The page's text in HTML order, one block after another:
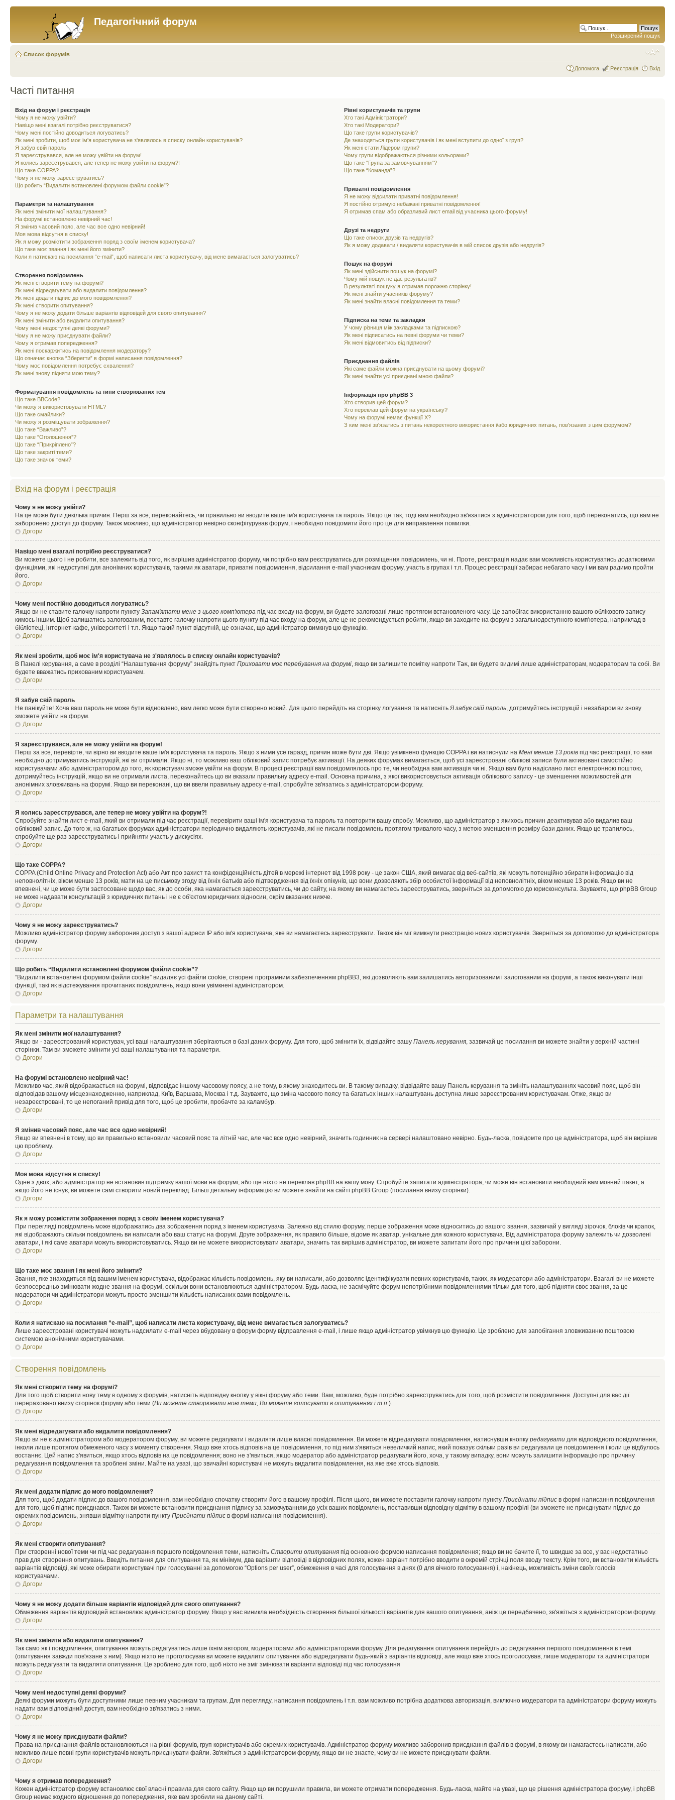
Педагогічний форум
Розширений пошук
Список форумів
Допомога Реєстрація Вхід
Часті питання
Вхід на форум і реєстрація
Чому я не можу увійти?
Навіщо мені взагалі потрібно реєструватися?
Чому мені постійно доводиться логуватись?
Як мені зробити, щоб моє ім'я користувача не з'являлось в списку онлайн користувачів?
Я забув свій пароль
Я зареєструвався, але не можу увійти на форум!
Я колись зареєструвався, але тепер не можу увійти на форум?!
Що таке COPPA?
Чому я не можу зареєструватись?
Що робить “Видалити встановлені форумом файли cookie”?
Параметри та налаштування
Як мені змінити мої налаштування?
На форумі встановлено невірний час!
Я змінив часовий пояс, але час все одно невірний!
Моя мова відсутня в списку!
Як я можу розмістити зображення поряд з своїм іменем користувача?
Що таке моє звання і як мені його змінити?
Коли я натискаю на посилання “e-mail”, щоб написати листа користувачу, від мене вимагається залогуватись?
Створення повідомлень
Як мені створити тему на форумі?
Як мені відредагувати або видалити повідомлення?
Як мені додати підпис до мого повідомлення?
Як мені створити опитування?
Чому я не можу додати більше варіантів відповідей для свого опитування?
Як мені змінити або видалити опитування?
Чому мені недоступні деякі форуми?
Чому я не можу приєднувати файли?
Чому я отримав попередження?
Як мені поскаржитись на повідомлення модератору?
Що означає кнопка “Зберегти” в формі написання повідомлення?
Чому моє повідомлення потребує схвалення?
Як мені знову підняти мою тему?
Форматування повідомлень та типи створюваних тем
Що таке BBCode?
Чи можу я використовувати HTML?
Що таке смайлики?
Чи можу я розміщувати зображення?
Що таке “Важливо”?
Що таке “Оголошення”?
Що таке “Прикріплено”?
Що таке закриті теми?
Що таке значок теми?
Рівні користувачів та групи
Хто такі Адміністратори?
Хто такі Модератори?
Що таке групи користувачів?
Де знаходяться групи користувачів і як мені вступити до одної з груп?
Як мені стати Лідером групи?
Чому групи відображаються різними кольорами?
Що таке “Група за замовчуванням”?
Що таке “Команда”?
Приватні повідомлення
Я не можу відсилати приватні повідомлення!
Я постійно отримую небажані приватні повідомлення!
Я отримав спам або образливий лист email від учасника цього форуму!
Друзі та недруги
Що таке список друзів та недругів?
Як я можу додавати / видаляти користувачів в мій список друзів або недругів?
Пошук на форумі
Як мені здійснити пошук на форумі?
Чому мій пошук не дає результатів?
В результаті пошуку я отримав порожню сторінку!
Як мені знайти учасників форуму?
Як мені знайти власні повідомлення та теми?
Підписка на теми та закладки
У чому різниця між закладками та підпискою?
Як мені підписатись на певні форуми чи теми?
Як мені відмовитись від підписки?
Приєднання файлів
Які саме файли можна приєднувати на цьому форумі?
Як мені знайти усі приєднані мною файли?
Інформація про phpBB 3
Хто створив цей форум?
Хто переклав цей форум на українську?
Чому на форумі немає функції X?
З ким мені зв'язатись з питань некоректного використання і/або юридичних питань, пов'язаних з цим форумом?
Вхід на форум і реєстрація
Чому я не можу увійти?
На це може бути декілька причин. Перш за все, переконайтесь, чи правильно ви вводите ваше ім'я користувача та пароль. Якщо це так, тоді вам необхідно зв'язатися з адміністратором для того, щоб переконатись, що вам не
заборонено доступ до форуму. Також можливо, що адміністратор невірно сконфігурував форум, і необхідно повідомити його про це для виправлення помилки.
Догори
Навіщо мені взагалі потрібно реєструватися?
Ви можете цього і не робити, все залежить від того, як вирішив адміністратор форуму, чи потрібно вам реєструватись для розміщення повідомлень, чи ні. Проте, реєстрація надає вам можливість користуватись додатковими
функціями, які недоступні для анонімних користувачів, такими як аватари, приватні повідомлення, відсилання e-mail учасникам форуму, участь в групах і т.п. Процес реєстрації забирає небагато часу і ми вам радимо пройти
його.
Догори
Чому мені постійно доводиться логуватись?
Якщо ви не ставите галочку напроти пункту Запам'ятати мене з цього комп'ютера під час входу на форум, ви будете залоговані лише протягом встановленого часу. Це запобігає використанню вашого облікового запису
кимось іншим. Щоб залишатись залогованим, поставте галочку напроти цього пункту під час входу на форум, але це не рекомендується робити, якщо ви заходите на форум з загальнодоступного комп'ютера, наприклад в
бібліотеці, інтернет-кафе, університеті і т.п. Якщо такий пункт відсутній, це означає, що адміністратор вимкнув цю функцію.
Догори
Як мені зробити, щоб моє ім'я користувача не з'являлось в списку онлайн користувачів?
В Панелі керування, а саме в розділі “Налаштування форуму” знайдіть пункт Приховати моє перебування на форумі, якщо ви залишите помітку напроти Так, ви будете видимі лише адміністраторам, модераторам та собі. Ви
будете вважатись прихованим користувачем.
Догори
Я забув свій пароль
Не панікуйте! Хоча ваш пароль не може бути відновлено, вам легко може бути створено новий. Для цього перейдіть на сторінку логування та натиснітьЯ забув свій пароль, дотримуйтесь інструкцій і незабаром ви знову
зможете увійти на форум.
Догори
Я зареєструвався, але не можу увійти на форум!
Перш за все, перевірте, чи вірно ви вводите ваше ім'я користувача та пароль. Якщо з ними усе гаразд, причин може бути дві. Якщо увімкнено функцію COPPA і ви натиснули на Мені менше 13 років під час реєстрації, то вам
необхідно дотримуватись інструкцій, які ви отримали. Якщо ні, то можливо ваш обліковий запис потребує активації. На деяких форумах вимагається, щоб усі зареєстровані облікові записи були активовані самостійно
користувачами або адміністратором до того, як користувач зможе увійти на форум. В процесі реєстрації вам повідомлялось про те, чи необхідна вам активація чи ні. Якщо вам було надіслано лист електронною поштою,
дотримуйтесь інструкцій, якщо ви не отримали листа, переконайтесь що ви вказали правильну адресу e-mail. Основна причина, з якої використовується активація облікового запису - це зменшення можливостей для
анонімних зловживань на форумі. Якщо ви переконані, що ви ввели правильну адресу e-mail, спробуйте зв'язатись з адміністратором форуму.
Догори
Я колись зареєструвався, але тепер не можу увійти на форум?!
Спробуйте знайти лист e-mail, який ви отримали під час реєстрації, перевірити ваші ім'я користувача та пароль та повторити вашу спробу. Можливо, що адміністратор з якихось причин деактивував або видалив ваш
обліковий запис. До того ж, на багатьох форумах адміністратори періодично видаляють користувачів, які не писали повідомлень протягом тривалого часу, з метою зменшення розміру бази даних. Якщо це трапилось,
спробуйте ще раз зареєструватись і прийняти участь у дискусіях.
Догори
Що таке COPPA?
COPPA (Child Online Privacy and Protection Act) або Акт про захист та конфіденційність дітей в мережі інтернет від 1998 року - це закон США, який вимагає від веб-сайтів, які можуть потенційно збирати інформацію від
неповнолітніх, віком менше 13 років, мати на це письмову згоду від їхніх батьків або підтвердження від їхніх опікунів, що вони дозволяють збір особистої інформації від неповнолітніх, віком менше 13 років. Якщо ви не
впевнені, чи це може бути застосоване щодо вас, як до особи, яка намагається зареєструватись, чи до сайту, на якому ви намагаєтесь зареєструватись, зверніться за допомогою до юрисконсульта. Зауважте, що phpBB Group
не може надавати консультацій з юридичних питань і не є об'єктом юридичних відносин, окрім вказаних нижче.
Догори
Чому я не можу зареєструватись?
Можливо адміністратор форуму заборонив доступ з вашої адреси IP або ім'я користувача, яке ви намагаєтесь зареєструвати. Також він міг вимкнути реєстрацію нових користувачів. Зверніться за допомогою до адміністратора
форуму.
Догори
Що робить “Видалити встановлені форумом файли cookie”?
“Видалити встановлені форумом файли cookie” видаляє усі файли cookie, створені програмним забезпеченням phpBB3, які дозволяють вам залишатись авторизованим і залогованим на форумі, а також виконувати інші
функції, такі як відстежування прочитаних повідомлень, якщо вони увімкнені адміністратором.
Догори
Параметри та налаштування
Як мені змінити мої налаштування?
Якщо ви - зареєстрований користувач, усі ваші налаштування зберігаються в базі даних форуму. Для того, щоб змінити їх, відвідайте вашу Панель керування, зазвичай це посилання ви можете знайти у верхній частині
сторінки. Там ви зможете змінити усі ваші налаштування та параметри.
Догори
На форумі встановлено невірний час!
Можливо час, який відображається на форумі, відповідає іншому часовому поясу, а не тому, в якому знаходитесь ви. В такому випадку, відвідайте вашу Панель керування та змініть налаштуваннях часовий пояс, щоб він
відповідав вашому місцезнаходженню, наприклад, Київ, Варшава, Москва і т.д. Зауважте, що зміна часового поясу та багатьох інших налаштувань доступна лише зареєстрованим користувачам. Отже, якщо ви
незареєстровані, то це непоганий привід для того, щоб це зробити, пробачте за каламбур.
Догори
Я змінив часовий пояс, але час все одно невірний!
Якщо ви впевнені в тому, що ви правильно встановили часовий пояс та літній час, але час все одно невірний, значить годинник на сервері налаштовано невірно. Будь-ласка, повідомте про це адміністратора, щоб він вирішив
цю проблему.
Догори
Моя мова відсутня в списку!
Одне з двох, або адміністратор не встановив підтримку вашої мови на форумі, або ще ніхто не переклав phpBB на вашу мову. Спробуйте запитати адміністратора, чи може він встановити необхідний вам мовний пакет, а
якщо його не існує, ви можете самі створити новий переклад. Більш детальну інформацію ви можете знайти на сайті phpBB Group (посилання внизу сторінки).
Догори
Як я можу розмістити зображення поряд з своїм іменем користувача?
При перегляді повідомлень може відображатись два зображення поряд з іменем користувача. Залежно від стилю форуму, перше зображення може відноситись до вашого звання, зазвичай у вигляді зірочок, блоків чи крапок,
які відображають скільки повідомлень ви написали або ваш статус на форумі. Друге зображення, як правило більше, відоме як аватар, унікальне для кожного користувача. Від адміністратора форуму залежить чи дозволені
аватари, і які саме аватари можуть використовуватись. Якщо ви не можете використовувати аватари, значить так вирішив адміністратор, ви можете запитати його про причини цієї заборони.
Догори
Що таке моє звання і як мені його змінити?
Звання, яке знаходиться під вашим іменем користувача, відображає кількість повідомлень, яку ви написали, або дозволяє ідентифікувати певних користувачів, таких, як модератори або адміністратори. Взагалі ви не можете
безпосередньо змінювати жодне звання на форумі, оскільки вони встановлюються адміністратором. Будь-ласка, не засмічуйте форум непотрібними повідомленнями тільки для того, щоб підняти своє звання, за це
модератори чи адміністратори можуть просто зменшити кількість написаних вами повідомлень.
Догори
Коли я натискаю на посилання “e-mail”, щоб написати листа користувачу, від мене вимагається залогуватись?
Лише зареєстровані користувачі можуть надсилати e-mail через вбудовану в форум форму відправлення e-mail, і лише якщо адміністратор увімкнув цю функцію. Це зроблено для запобігання зловживанню поштовою
системою анонімними користувачами.
Догори
Створення повідомлень
Як мені створити тему на форумі?
Для того щоб створити нову тему в одному з форумів, натисніть відповідну кнопку у вікні форуму або теми. Вам, можливо, буде потрібно зареєструватись для того, щоб розмістити повідомлення. Доступні для вас дії
перераховано внизу сторінок форуму або теми (Ви можете створювати нові теми, Ви можете голосувати в опитуваннях і т.п.).
Догори
Як мені відредагувати або видалити повідомлення?
Якщо ви не є адміністратором або модератором форуму, ви можете редагувати і видаляти лише власні повідомлення. Ви можете відредагувати повідомлення, натиснувши кнопку редагувати для відповідного повідомлення,
інколи лише протягом обмеженого часу з моменту створення. Якщо вже хтось відповів на це повідомлення, то під ним з'явиться невеличкий напис, який показує скільки разів ви редагували це повідомлення і коли це відбулось
востаннє. Цей напис з'явиться, якщо хтось відповів на це повідомлення; воно не з'явиться, якщо модератор або адміністратор редагували його, хоча, у такому випадку, вони можуть залишити інформацію про причину
редагування повідомлення та зроблені зміни. Майте на увазі, що звичайні користувачі не можуть видалити повідомлення, на яке вже хтось відповів.
Догори
Як мені додати підпис до мого повідомлення?
Для того, щоб додати підпис до вашого повідомлення, вам необхідно спочатку створити його в вашому профілі. Після цього, ви можете поставити галочку напроти пункту Приєднати підпис в формі написання повідомлення
для того, щоб підпис приєднався. Також ви можете встановити приєднання підпису за замовчуванням до усіх ваших повідомлень, поставивши відповідну відмітку в вашому профілі (ви зможете не приєднувати підпис до
окремих повідомлень, знявши відмітку напроти пункту Приєднати підпис в формі написання повідомлення).
Догори
Як мені створити опитування?
При створенні нової теми чи під час редагування першого повідомлення теми, натисніть Створити опитування під основною формою написання повідомлення; якщо ви не бачите її, то швидше за все, у вас недостатньо
прав для створення опитувань. Введіть питання для опитування та, як мінімум, два варіанти відповіді в відповідних полях, кожен варіант потрібно вводити в окремій стрічці поля вводу тексту. Крім того, ви встановити кількість
варіантів відповіді, які може обирати користувачі при голосуванні за допомогою “Options per user”, обмеження в часі для голосування в днях (0 для вічного голосування) і, накінець, можливість зміни своїх голосів
користувачами.
Догори
Чому я не можу додати більше варіантів відповідей для свого опитування?
Обмеження варіантів відповідей встановлює адміністратор форуму. Якщо у вас виникла необхідність створення більшої кількості варіантів для вашого опитування, аніж це передбачено, зв'яжіться з адміністратором форуму.
Догори
Як мені змінити або видалити опитування?
Так само як і повідомлення, опитування можуть редагуватись лише їхнім автором, модераторами або адміністраторами форуму. Для редагування опитування перейдіть до редагування першого повідомлення в темі
(опитування завжди пов'язане з ним). Якщо ніхто не проголосував ви можете видалити опитування або відредагувати будь-який з варіантів відповіді, але якщо вже хтось проголосував, лише модератори та адміністратори
можуть редагувати та видаляти опитування. Це зроблено для того, щоб ніхто не зміг змінювати варіанти відповіді під час голосування
Догори
Чому мені недоступні деякі форуми?
Деякі форуми можуть бути доступними лише певним учасникам та групам. Для перегляду, написання повідомлень і т.п. вам можливо потрібна додаткова авторизація, виключно модератори та адміністратори форуму можуть
надати вам відповідний доступ, вам необхідно зв'язатись з ними.
Догори
Чому я не можу приєднувати файли?
Права на приєднання файлів встановлюються на рівні форумів, груп користувачів або окремих користувачів. Адміністратор форуму можливо заборонив приєднання файлів в форумі, в якому ви намагаєтесь написати, або
можливо лише певні групи користувачів можуть приєднувати файли. Зв'яжіться з адміністратором форуму, якщо ви не знаєте, чому ви не можете приєднувати файли.
Догори
Чому я отримав попередження?
Кожен адміністратор форуму встановлює свої власні правила для свого сайту. Якщо що ви порушили правила, ви можете отримати попередження. Будь-ласка, майте на увазі, що це рішення адміністратора форуму, і phpBB
Group немає жодного відношення до попередження, яке вам зробили на даному сайті.